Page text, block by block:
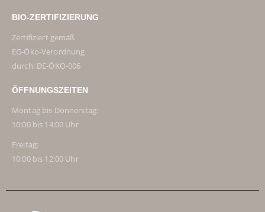
BIO-ZERTIFIZIERUNG
Zertifiziert gemäß
EG-Öko-Verordnung
durch: DE-ÖKO-006
ÖFFNUNGSZEITEN
Montag bis Donnerstag:
10:00 bis 14:00 Uhr
Freitag:
10:00 bis 12:00 Uhr